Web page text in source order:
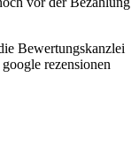
Bewertungskanzlei
rezensionen